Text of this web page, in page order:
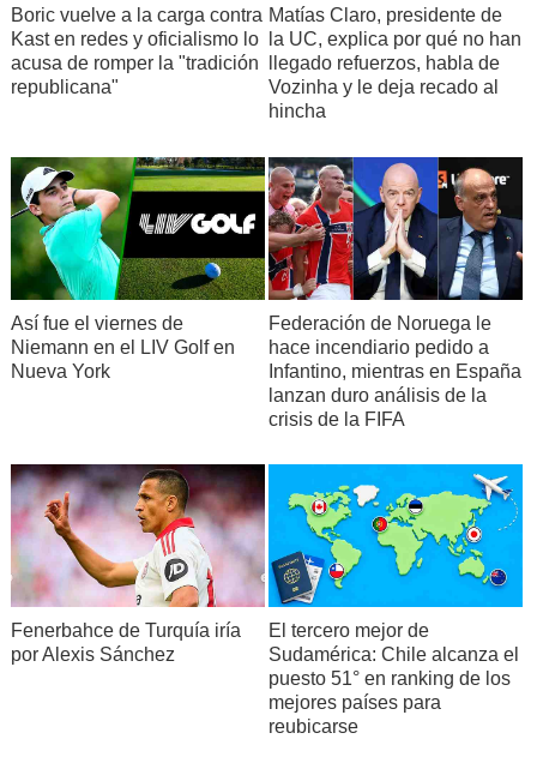
Boric vuelve a la carga contra
Kast en redes y oficialismo lo
acusa de romper la "tradición
republicana"
Matías Claro, presidente de
la UC, explica por qué no han
llegado refuerzos, habla de
Vozinha y le deja recado al
hincha
Así fue el viernes de
Niemann en el LIV Golf en
Nueva York
Federación de Noruega le
hace incendiario pedido a
Infantino, mientras en España
lanzan duro análisis de la
crisis de la FIFA
Fenerbahce de Turquía iría
por Alexis Sánchez
El tercero mejor de
Sudamérica: Chile alcanza el
puesto 51° en ranking de los
mejores países para
reubicarse